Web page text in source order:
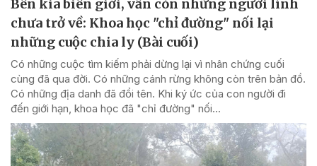
Bên kia biên giới, vẫn còn những người lính
chưa trở về: Khoa học "chỉ đường" nối lại
những cuộc chia ly (Bài cuối)
Có những cuộc tìm kiếm phải dừng lại vì nhân chứng cuối
cùng đã qua đời. Có những cánh rừng không còn trên bản đồ.
Có những địa danh đã đổi tên. Khi ký ức của con người đi
đến giới hạn, khoa học đã "chỉ đường" nối...